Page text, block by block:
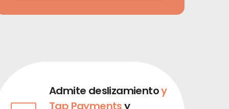
Admite deslizamientoy
Tap Paymentsy